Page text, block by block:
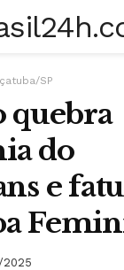
SP
quebra
do
e
2025